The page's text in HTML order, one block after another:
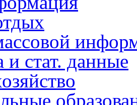
стат. данные